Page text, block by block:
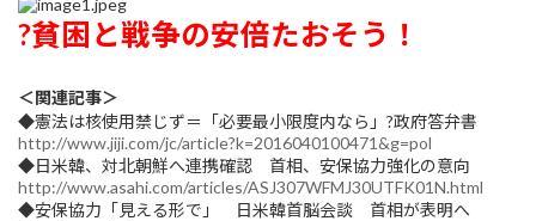
?貧困と戦争の安倍たおそう！
＜関連記事＞
◆憲法は核使用禁じず＝「必要最小限度内なら」?政府答弁書
http://www.jiji.com/jc/article?k=2016040100471&g=pol
◆日米韓、対北朝鮮へ連携確認 首相、安保協力強化の意向
http://www.asahi.com/articles/ASJ307WFMJ30UTFK01N.html
◆安保協力「見える形で」 日米韓首脳会談 首相が表明へ